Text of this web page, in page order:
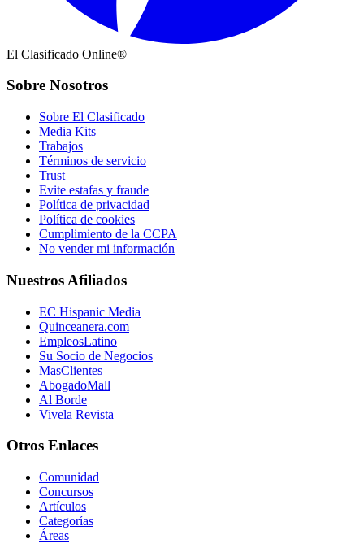
El Clasificado Online®
Sobre Nosotros
Sobre El Clasificado
Media Kits
Trabajos
Términos de servicio
Trust
Evite estafas y fraude
Política de privacidad
Política de cookies
Cumplimiento de la CCPA
No vender mi información
Nuestros Afiliados
EC Hispanic Media
Quinceanera.com
EmpleosLatino
Su Socio de Negocios
MasClientes
AbogadoMall
Al Borde
Vivela Revista
Otros Enlaces
Comunidad
Concursos
Artículos
Categorías
Áreas